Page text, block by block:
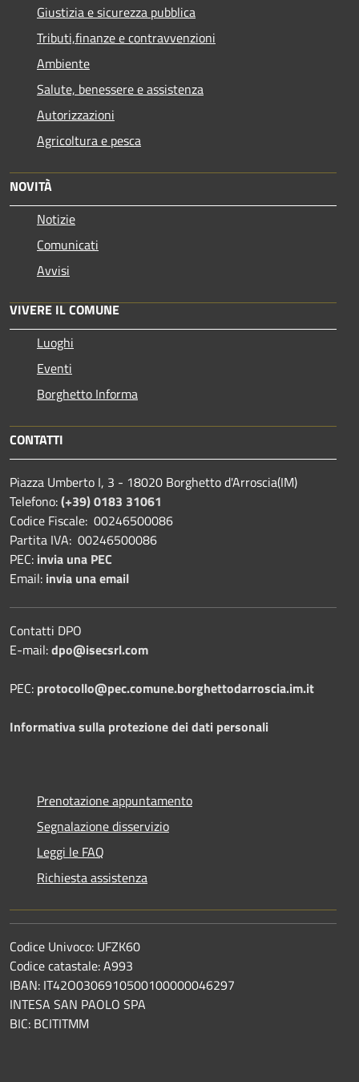
Giustizia e sicurezza pubblica
Tributi,finanze e contravvenzioni
Ambiente
Salute, benessere e assistenza
Autorizzazioni
Agricoltura e pesca
NOVITÀ
Notizie
Comunicati
Avvisi
VIVERE IL COMUNE
Luoghi
Eventi
Borghetto Informa
CONTATTI
Piazza Umberto I, 3 - 18020 Borghetto d'Arroscia(IM)
Telefono:(+39) 0183 31061
Codice Fiscale: 00246500086
Partita IVA: 00246500086
PEC: invia una PEC
Email: invia una email
Contatti DPO
E-mail:dpo@isecsrl.com
PEC: protocollo@pec.comune.borghettodarroscia.im.it
Informativa sulla protezione dei dati personali
Prenotazione appuntamento
Segnalazione disservizio
Leggi le FAQ
Richiesta assistenza
Codice Univoco: UFZK60
Codice catastale: A993
IBAN: IT42O0306910500100000046297
INTESA SAN PAOLO SPA
BIC: BCITITMM